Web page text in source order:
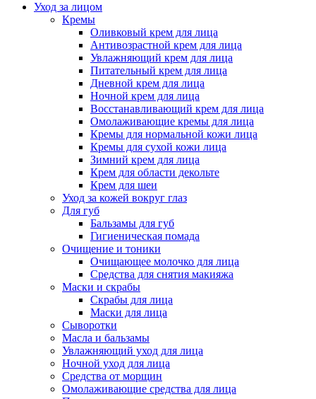
Уход за лицом
Кремы
Оливковый крем для лица
Антивозрастной крем для лица
Увлажняющий крем для лица
Питательный крем для лица
Дневной крем для лица
Ночной крем для лица
Восстанавливающий крем для лица
Омолаживающие кремы для лица
Кремы для нормальной кожи лица
Кремы для сухой кожи лица
Зимний крем для лица
Крем для области декольте
Крем для шеи
Уход за кожей вокруг глаз
Для губ
Бальзамы для губ
Гигиеническая помада
Очищение и тоники
Очищающее молочко для лица
Средства для снятия макияжа
Маски и скрабы
Скрабы для лица
Маски для лица
Сыворотки
Масла и бальзамы
Увлажняющий уход для лица
Ночной уход для лица
Средства от морщин
Омолаживающие средства для лица